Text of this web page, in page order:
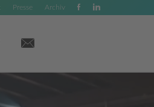
Presse Archiv